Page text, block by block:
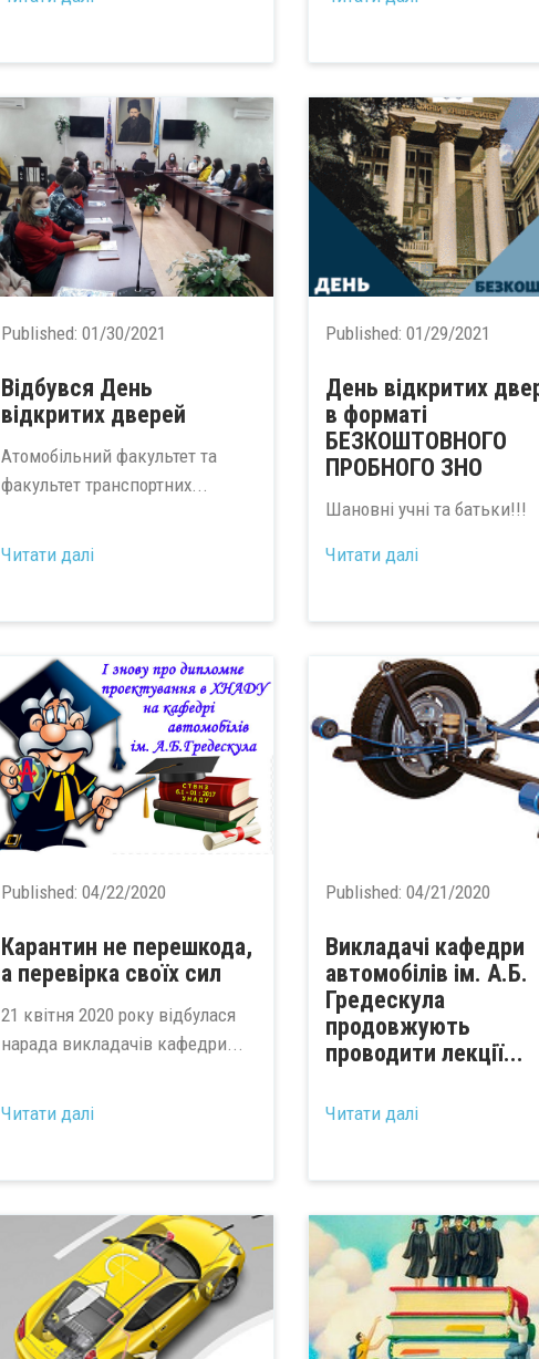
Published:01/30/2021
Відбувся День
відкритих дверей
Атомобільний факультет та
факультет транспортних...
Читати далі
Published: 01/29/2021
День відкритих
в форматі
БЕЗКОШТОВНОГО
ПРОБНОГО ЗНО
Шановні учні та батьки!!!
...
Читати далі
Published:04/22/2020
Карантин не перешкода,
а перевірка своїх сил
21 квітня 2020 року відбулася
нарада викладачів кафедри...
Читати далі
Published: 04/21/2020
Викладачі кафедри
автомобілів ім. А.Б.
Гредескула
продовжують
проводити лекції...
Читати далі